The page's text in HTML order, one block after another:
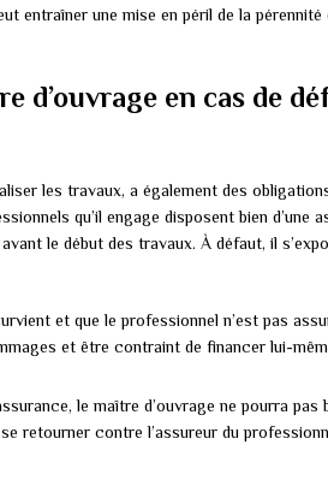
entraîner une mise en péril de la pérennité
d’ouvrage en cas de
les travaux, a également des
qu’il engage disposent bien d’une
le début des travaux. À défaut, il
et que le professionnel n’est pas
et être contraint de financer lui-
le maître d’ouvrage ne pourra pas
retourner contre l’assureur du